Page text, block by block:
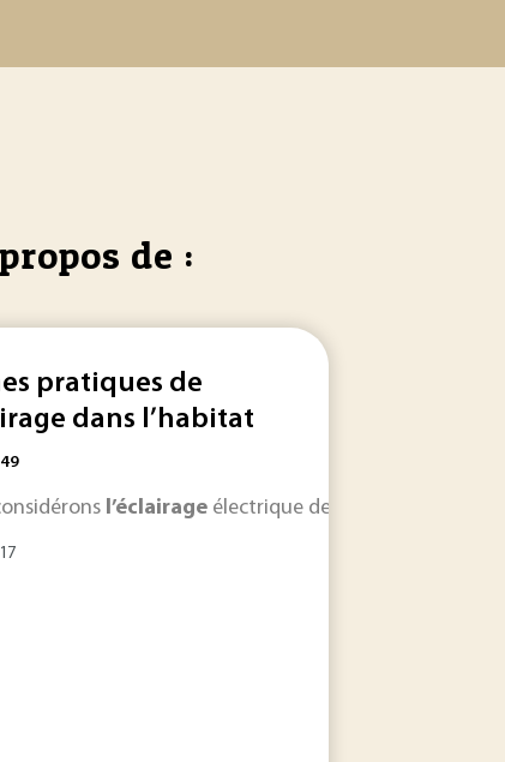
de :
s'en est trouvée... de moyens d'
d'unéclairage natureltrès satisfaisant. Le risque
pratiques de
dans l’habitat
l’éclairage électrique de nos logements